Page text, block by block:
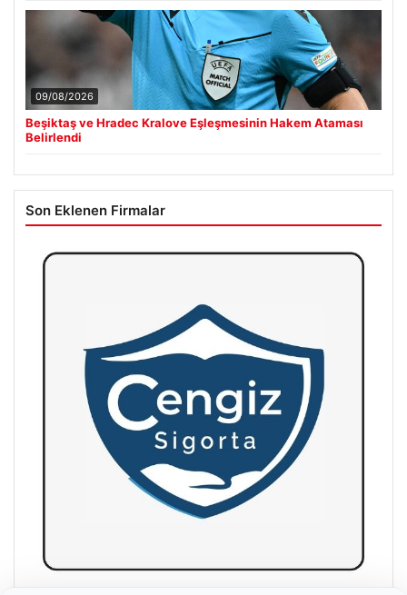
09/08/2026
Beşiktaş ve Hradec Kralove Eşleşmesinin Hakem Ataması
Belirlendi
Son Eklenen Firmalar